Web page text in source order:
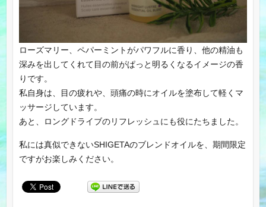
ローズマリー、ペパーミントがパワフルに香り、他の精油も
深みを出してくれて目の前がぱっと明るくなるイメージの香
りです。
私自身は、目の疲れや、頭痛の時にオイルを塗布して軽くマ
ッサージしています。
あと、ロングドライブのリフレッシュにも役にたちました。
私には真似できないSHIGETAのブレンドオイルを、期間限定
ですがお楽しみください。